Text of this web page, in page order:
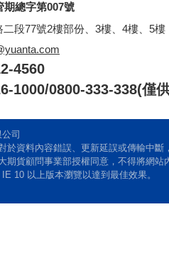
期總字第007號
段77號2樓部份、3樓、4樓、5樓
4560
1000/0800-333-338(僅
司
於資料內容錯誤、更新延誤或傳輸中
期貨顧問事業部授權同意，不得將網站
10 以上版本瀏覽以達到最佳效果。